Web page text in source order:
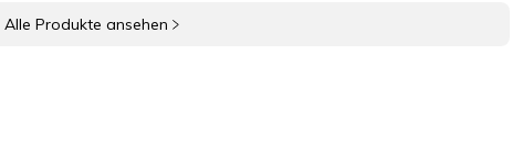
Alle Produkte ansehen